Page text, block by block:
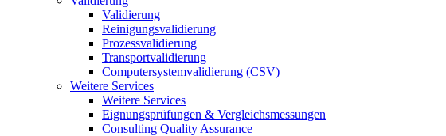
Validierung
Reinigungsvalidierung
Prozessvalidierung
Transportvalidierung
Computersystemvalidierung (CSV)
Weitere Services
Weitere Services
Eignungsprüfungen & Vergleichsmessungen
Consulting Quality Assurance